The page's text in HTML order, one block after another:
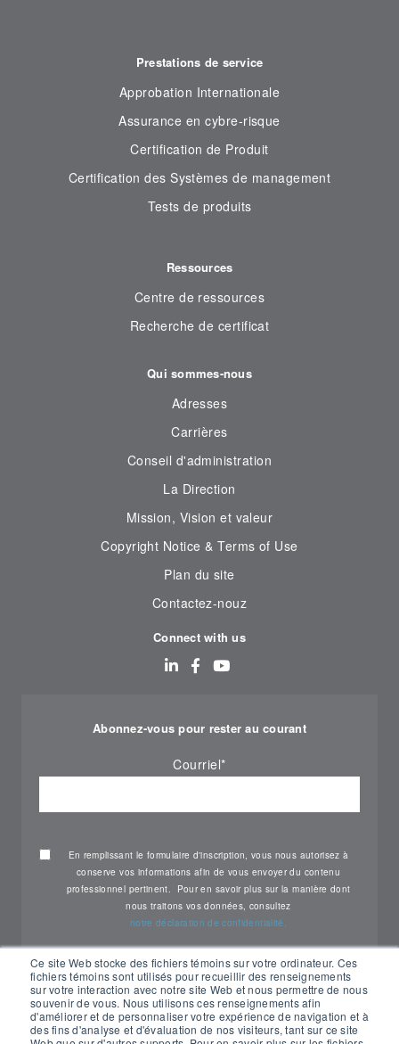
Ce site Web stocke des fichiers témoins sur votre ordinateur. Ces
fichiers témoins sont utilisés pour recueillir des renseignements
sur votre interaction avec notre site Web et nous permettre de nous
souvenir de vous. Nous utilisons ces renseignements afin
d'améliorer et de personnaliser votre expérience de navigation et à
des fins d'analyse et d'évaluation de nos visiteurs, tant sur ce site
Prestations de service
Approbation Internationale
Assurance en cybre-risque
Certification de Produit
Certification des Systèmes de management
Tests de produits
Ressources
Centre de ressources
Recherche de certificat
Qui sommes-nous
Adresses
Carrières
Conseil d'administration
La Direction
Mission, Vision et valeur
Copyright Notice & Terms of Use
Plan du site
Contactez-nouz
Connect with us
Abonnez-vous pour rester au courant
Courriel*
En remplissant le formulaire d'inscription, vous nous autorisez à
conserve vos informations afin de vous envoyer du contenu
professionnel pertinent. Pour en savoir plus sur la manière dont
nous traitons vos données, consultez
notre déclaration de confidentialité.